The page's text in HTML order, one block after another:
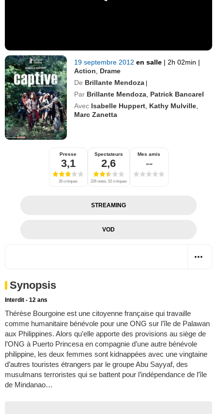
19 septembre 2012en salle | 2h 02min |
Action
Drame
De Brillante Mendoza |
Par Brillante Mendoza Patrick Bancarel
Avec Isabelle Huppert Kathy Mulville
Marc Zanetta
Presse
3,1
26 critiques
Spectateurs
2,6
226 notes, 52 critiques
Mes amis
--
STREAMING
VOD
Synopsis
Interdit - 12 ans
Thérèse Bourgoine est une citoyenne française qui travaille
comme humanitaire bénévole pour une ONG sur l’île de Palawan
aux Philippines. Alors qu’elle apporte des provisions au siège de
l’ONG à Puerto Princesa en compagnie d’une autre bénévole
philippine, les deux femmes sont kidnappées avec une vingtaine
d’autres touristes étrangers par le groupe Abu Sayyaf, des
musulmans terroristes qui se battent pour l’indépendance de l’île
de Mindanao…